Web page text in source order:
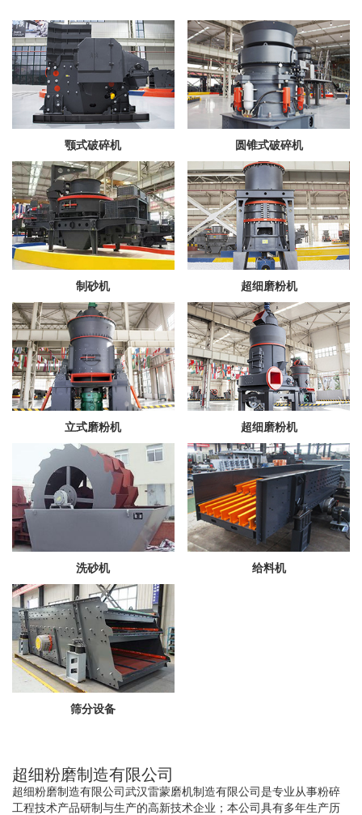
颚式破碎机 圆锥式破碎机
制砂机 超细磨粉机
立式磨粉机 超细磨粉机
洗砂机 给料机
筛分设备
超细粉磨制造有限公司
超细粉磨制造有限公司武汉雷蒙磨机制造有限公司是专业从事粉碎
工程技术产品研制与生产的高新技术企业；本公司具有多年生产历